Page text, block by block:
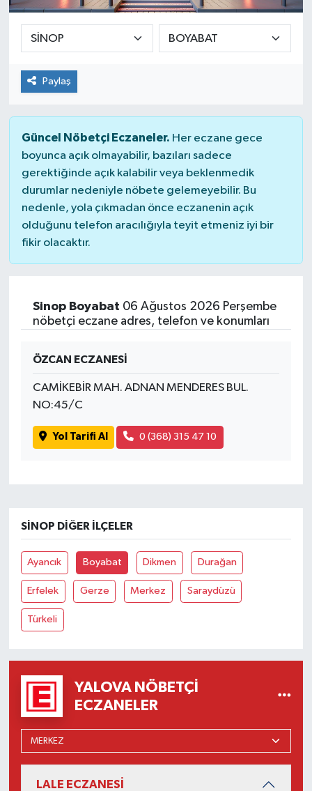
Paylaş
Güncel Nöbetçi Eczaneler. Her eczane gece
boyunca açık olmayabilir, bazıları sadece
gerektiğinde açık kalabilir veya beklenmedik
durumlar nedeniyle nöbete gelemeyebilir. Bu
nedenle, yola çıkmadan önce eczanenin açık
olduğunu telefon aracılığıyla teyit etmeniz iyi bir
fikir olacaktır.
Sinop Boyabat 06 Ağustos 2026 Perşembe
nöbetçi eczane adres, telefon ve konumları
ÖZCAN ECZANESİ
CAMİKEBİR MAH. ADNAN MENDERES BUL.
NO:45/C
Yol Tarifi Al 0 (368) 315 47 10
SINOP DIĞER İLÇELER
Ayancık Boyabat Dikmen Durağan
Erfelek Gerze Merkez Saraydüzü
Türkeli
YALOVA NÖBETÇI
ECZANELER
LALE ECZANESİ
SPOR
İLÇELERİMİZ
RESMİ İLAN